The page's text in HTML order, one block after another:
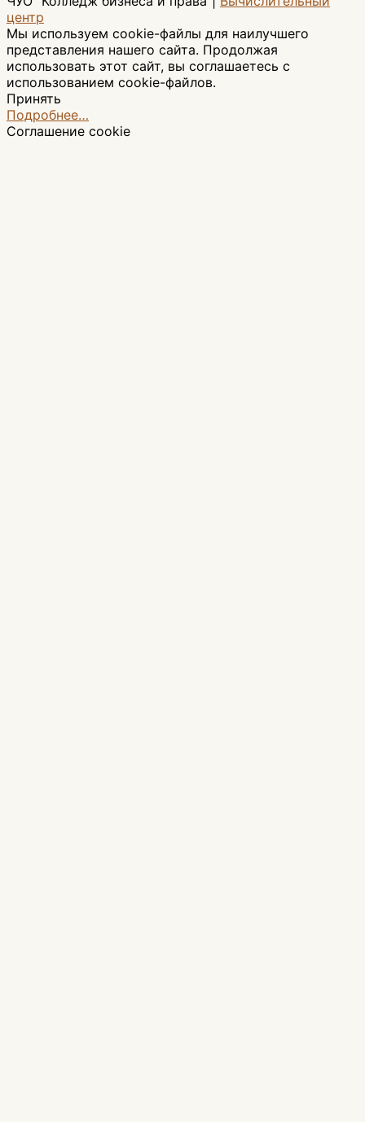
центр
Мы используем cookie-файлы для наилучшего
представления нашего сайта. Продолжая
использовать этот сайт, вы соглашаетесь с
использованием cookie-файлов.
Принять
Подробнее…
Соглашение cookie